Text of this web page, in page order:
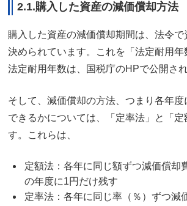
2.1.購入した資産の減価償却方法
購入した資産の減価償却期間は、法令で
決められています。これを「法定耐用年
法定耐用年数は、国税庁のHPで公開され
そして、減価償却の方法、つまり各年
できるかについては、「定率法」と「定
す。これらは、
定額法：各年に同じ額ずつ減価償却
の年度に1円だけ残す
定率法：各年に同じ率（％）ずつ減